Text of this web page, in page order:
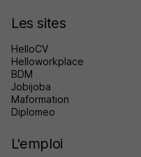
Les sites
HelloCV
Helloworkplace
BDM
Jobijoba
Maformation
Diplomeo
L'emploi